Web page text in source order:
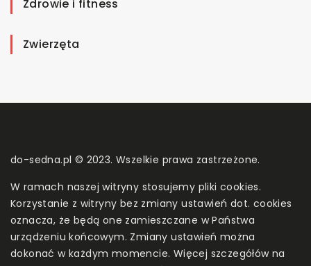
Zdrowie i fitness
Zwierzęta
do-sedna.pl © 2023. Wszelkie prawa zastrzeżone.
W ramach naszej witryny stosujemy pliki cookies.
Korzystanie z witryny bez zmiany ustawień dot. cookies
oznacza, że będą one zamieszczane w Państwa
urządzeniu końcowym. Zmiany ustawień można
dokonać w każdym momencie. Więcej szczegółów na